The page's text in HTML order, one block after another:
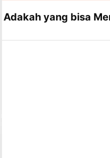
Adakah yang bisa